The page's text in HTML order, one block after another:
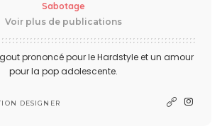
Sabotage
Voir plus de publications
prononcé pour le Hardstyle et un amour
pour la pop adolescente.
DESIGNER